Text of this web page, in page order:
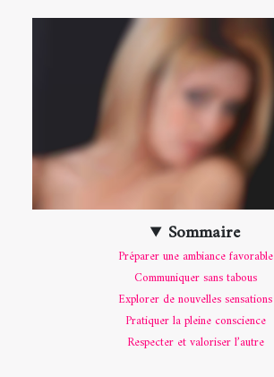
Sommaire
Préparer une ambiance favorable
Communiquer sans tabous
Explorer de nouvelles sensations
Pratiquer la pleine conscience
Respecter et valoriser l’autre